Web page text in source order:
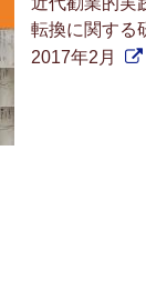
転換に関する
2017年2月